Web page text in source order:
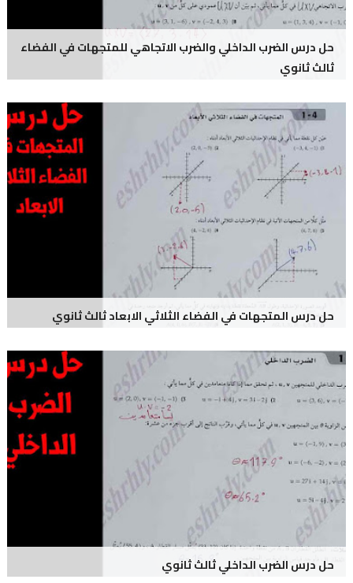
حل درس الضرب الداخلي والضرب الاتجاهي للمتجهات في الفضاء
ثالث ثانوي
حل درس المتجهات في الفضاء الثلاثي الابعاد ثالث ثانوي
حل درس الضرب الداخلي ثالث ثانوي